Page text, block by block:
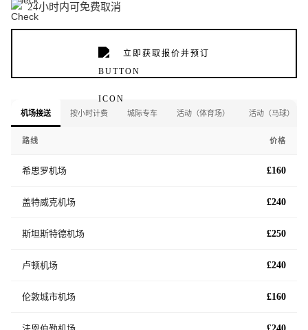
24小时内可免费取消
立即获取报价并预订
机场接送 按小时计费 城际专车 活动（体育场） 活动（马球）
路线 价格
希思罗机场 £160
盖特威克机场 £240
斯坦斯特德机场 £250
卢顿机场 £240
伦敦城市机场 £160